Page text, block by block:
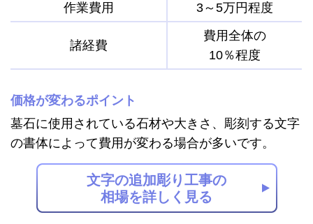
作業費用
3～5万円程度
諸経費
費用全体の
10％程度
価格が変わるポイント
墓石に使用されている石材や大きさ、彫刻する文字
の書体によって費用が変わる場合が多いです。
文字の追加彫り工事の
相場を詳しく見る